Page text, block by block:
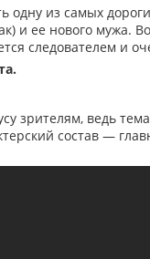
из самых
и ее нового мужа.
следователем и
зрителям, ведь
состав —